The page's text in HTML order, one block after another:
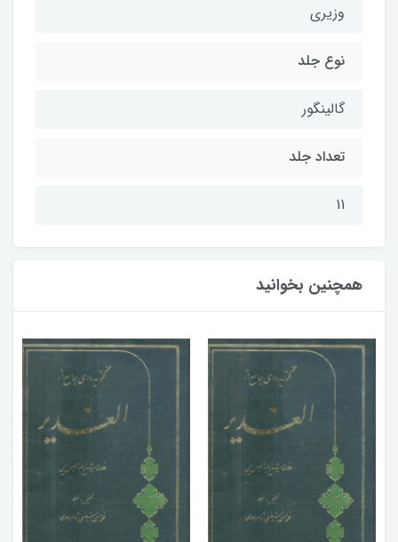
وزیری
نوع جلد
گالینگور
تعداد جلد
11
همچنین بخوانید